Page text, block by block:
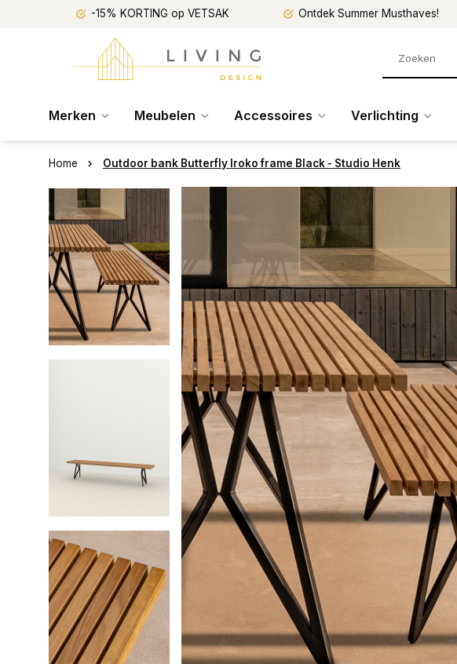
-15% KORTING op VETSAK Ontdek Summer Musthaves!
Merken Meubelen Accessoires Verlichting
Home Outdoor bank Butterfly Iroko frame Black - Studio Henk